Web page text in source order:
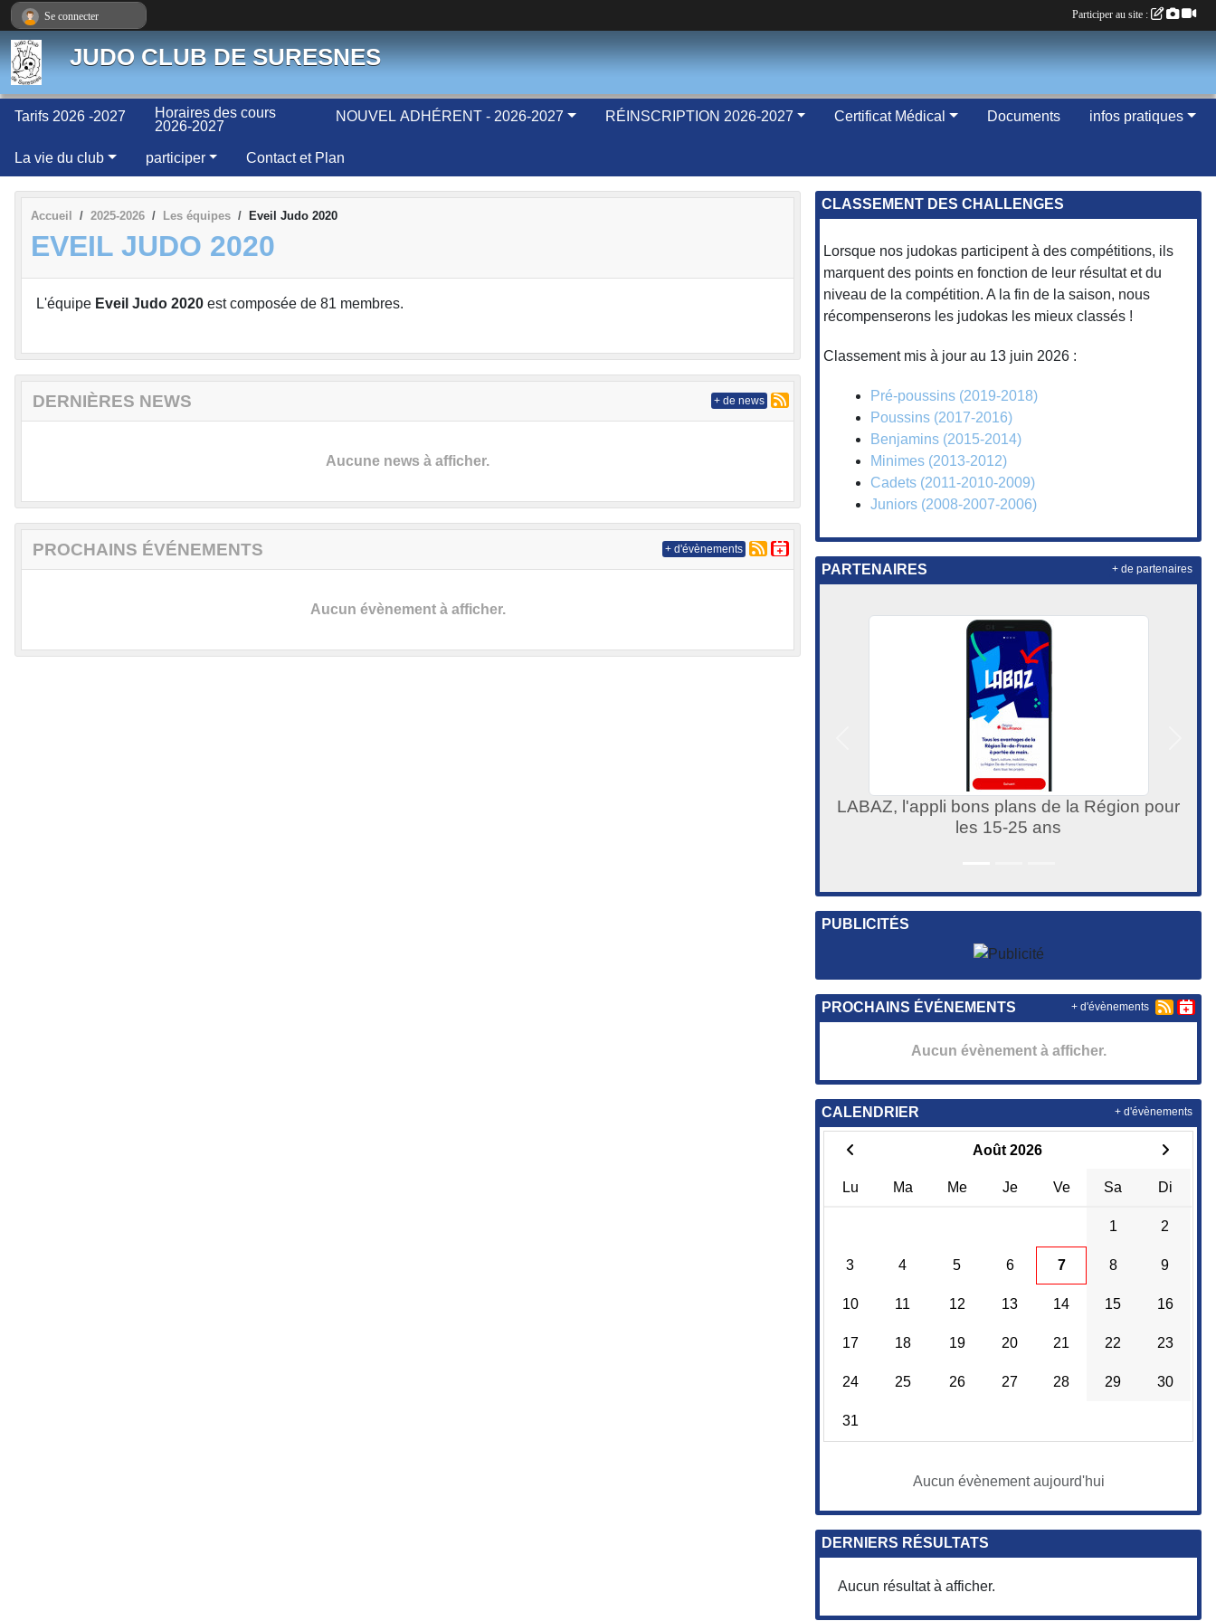
JUDO CLUB DE SURESNES
Tarifs 2026 -2027
Horaires des cours
2026-2027
NOUVEL ADHÉRENT - 2026-2027 RÉINSCRIPTION 2026-2027 Certificat Médical Documents infos pratiques
La vie du club participer Contact et Plan
Accueil 2025-2026 Les équipes Eveil Judo 2020
EVEIL JUDO 2020
L'équipe Eveil Judo 2020 est composée de 81 membres.
DERNIÈRES NEWS
Aucune news à afficher.
+ de news
PROCHAINS ÉVÉNEMENTS
Aucun évènement à afficher.
+ d'évènements
CLASSEMENT DES CHALLENGES
Lorsque nos judokas participent à des compétitions, ils
marquent des points en fonction de leur résultat et du
niveau de la compétition. A la fin de la saison, nous
récompenserons les judokas les mieux classés !
Classement mis à jour au 13 juin 2026 :
Pré-poussins (2019-2018)
Poussins (2017-2016)
Benjamins (2015-2014)
Minimes (2013-2012)
Cadets (2011-2010-2009)
Juniors (2008-2007-2006)
PARTENAIRES
LABAZ, l'appli bons plans de la Région pour
les 15-25 ans
+ de partenaires
PUBLICITÉS
PROCHAINS ÉVÉNEMENTS
Aucun évènement à afficher.
+ d'évènements
CALENDRIER
Août 2026
Lu Ma Me Je Ve Sa Di
1 2
3 4 5 6 7 8 9
10 11 12 13 14 15 16
17 18 19 20 21 22 23
24 25 26 27 28 29 30
31
Aucun évènement aujourd'hui
+ d'évènements
DERNIERS RÉSULTATS
Aucun résultat à afficher.
Se connecter Participer au site :
Panneau de gestion des cookies